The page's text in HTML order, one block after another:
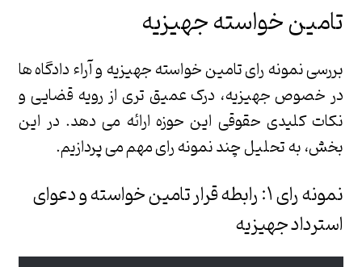
تامین خواسته جهیزیه
بررسی نمونه رای تامین خواسته جهیزیه و آراء دادگاه ها
در خصوص جهیزیه، درک عمیق تری از رویه قضایی و
نکات کلیدی حقوقی این حوزه ارائه می دهد. در این
بخش، به تحلیل چند نمونه رای مهم می پردازیم.
نمونه رای ۱: رابطه قرار تامین خواسته و دعوای
استرداد جهیزیه